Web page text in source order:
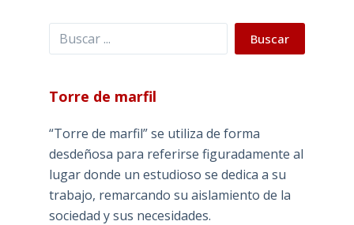
Buscar Buscar
Torre de marfil
“Torre de marfil” se utiliza de forma
desdeñosa para referirse figuradamente al
lugar donde un estudioso se dedica a su
trabajo, remarcando su aislamiento de la
sociedad y sus necesidades.